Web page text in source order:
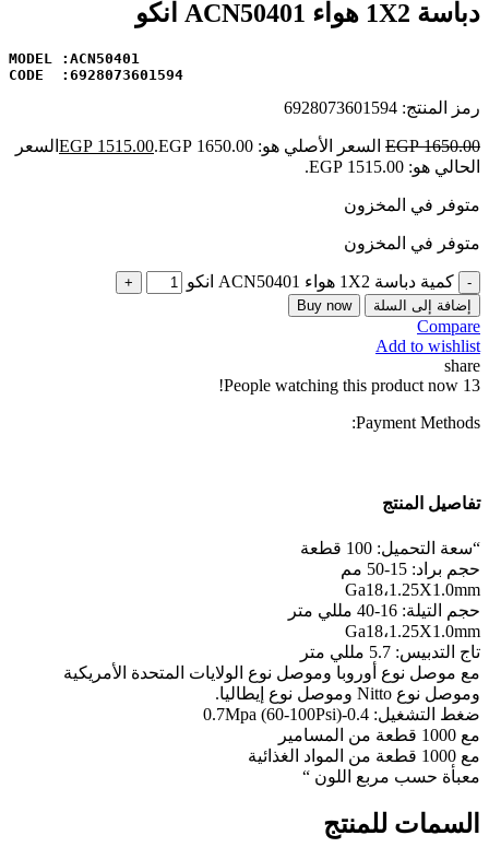
دباسة 1X2 هواء ACN50401 انكو
CODE  :6928073601594
رمز المنتج: 6928073601594
EGP1650.00 السعر الأصلي هو: EGP 1650.00. EGP 1515.00
السعر
الحالي هو: EGP 1515.00.
متوفر في المخزون
متوفر في المخزون
كمية دباسة 1X2 هواء ACN50401 انكو
إضافة إلى السلة Buy now
Compare
Add to wishlist
share
13
People watching this product now!
Payment Methods:
تفاصيل المنتج
“سعة التحميل: 100 قطعة
حجم براد: 15-50 مم
Ga18،1.25X1.0mm
حجم التيلة: 16-40 مللي متر
Ga18،1.25X1.0mm
تاج التدبيس: 5.7 مللي متر
مع موصل نوع أوروبا وموصل نوع الولايات المتحدة الأمريكية
وموصل نوع Nitto وموصل نوع إيطاليا.
ضغط التشغيل: 0.4-0.7Mpa (60-100Psi)
مع 1000 قطعة من المسامير
مع 1000 قطعة من المواد الغذائية
معبأة حسب مربع اللون “
السمات للمنتج